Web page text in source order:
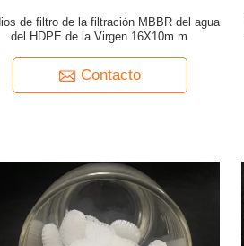
de filtro de la filtración MBBR del agua
del HDPE de la Virgen 16X10m m
Contacto